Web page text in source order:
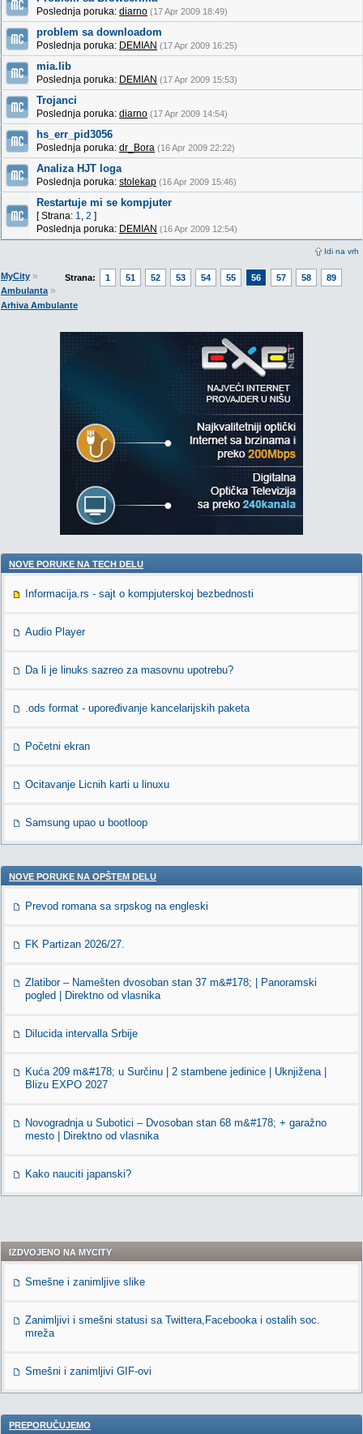
Idi na vrh
Poslednja poruka: diarno (17 Apr 2009 18:49)
problem sa downloadom
Poslednja poruka: DEMIAN (17 Apr 2009 16:25)
mia.lib
Poslednja poruka: DEMIAN (17 Apr 2009 15:53)
Trojanci
Poslednja poruka: diarno (17 Apr 2009 14:54)
hs_err_pid3056
Poslednja poruka: dr_Bora (16 Apr 2009 22:22)
Analiza HJT loga
Poslednja poruka: stolekap (16 Apr 2009 15:46)
Restartuje mi se kompjuter
[ Strana: 1, 2 ]
Poslednja poruka: DEMIAN (16 Apr 2009 12:54)
Strana: 1 51 52 53 54 55 56 57 58 89
MyCity »
Ambulanta»
Arhiva Ambulante
NOVE PORUKE NA TECH DELU
Informacija.rs - sajt o kompjuterskoj bezbednosti
Audio Player
Da li je linuks sazreo za masovnu upotrebu?
.ods format - upoređivanje kancelarijskih paketa
Početni ekran
Ocitavanje Licnih karti u linuxu
Samsung upao u bootloop
NOVE PORUKE NA OPŠTEM DELU
Prevod romana sa srpskog na engleski
FK Partizan 2026/27.
Zlatibor – Namešten dvosoban stan 37 m&#178; | Panoramski
pogled | Direktno od vlasnika
Dilucida intervalla Srbije
Kuća 209 m&#178; u Surčinu | 2 stambene jedinice | Uknjižena |
Blizu EXPO 2027
Novogradnja u Subotici – Dvosoban stan 68 m&#178; + garažno
mesto | Direktno od vlasnika
Kako nauciti japanski?
IZDVOJENO NA MYCITY
Smešne i zanimljive slike
Zanimljivi i smešni statusi sa Twittera,Facebooka i ostalih soc.
mreža
Smešni i zanimljivi GIF-ovi
PREPORUČUJEMO